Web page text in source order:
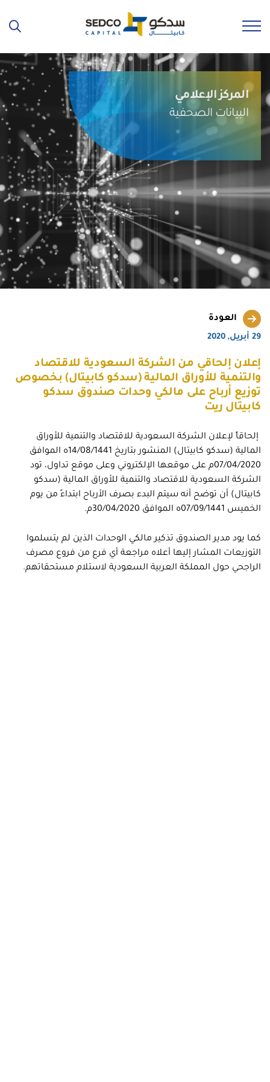
المركز الإعلامي
البيانات الصحفية
العودة
29 أبريل, 2020
إعلان إلحاقي من الشركة السعودية للاقتصاد
والتنمية للأوراق المالية (سدكو كابيتال) بخصوص
توزيع أرباح على مالكي وحدات صندوق سدكو
كابيتال ريت
إلحاقاً لإعلان الشركة السعودية للاقتصاد والتنمية للأوراق
المالية (سدكو كابيتال) المنشور بتاريخ 14/08/1441ه الموافق
07/04/2020م على موقعها الإلكتروني وعلى موقع تداول، تود
الشركة السعودية للاقتصاد والتنمية للأوراق المالية (سدكو
كابيتال) أن توضح أنه سيتم البدء بصرف الأرباح ابتداءً من يوم
الخميس 07/09/1441ه الموافق 30/04/2020م.
كما يود مدير الصندوق تذكير مالكي الوحدات الذين لم يتسلموا
التوزيعات المشار إليها أعلاه مراجعة أي فرع من فروع مصرف
الراجحي حول المملكة العربية السعودية لاستلام مستحقاتهم.